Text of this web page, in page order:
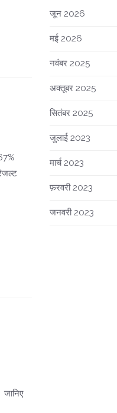
जून 2026
मई 2026
नवंबर 2025
अक्तूबर 2025
सितंबर 2025
जुलाई 2023
मार्च 2023
फ़रवरी 2023
जनवरी 2023